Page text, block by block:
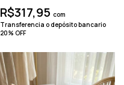
R$317,95 com
Transferencia o depósito bancario
20% OFF